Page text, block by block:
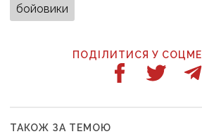
бойовики
ПОДІЛИТИСЯ У
ТАКОЖ ЗА ТЕМОЮ